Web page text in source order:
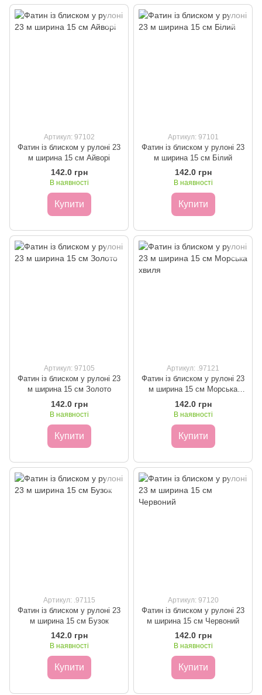
Артикул: 97102
Фатин із блиском у рулоні 23
м ширина 15 см Айворі
142.0 грн
В наявності
Купити
Артикул: 97101
Фатин із блиском у рулоні 23
м ширина 15 см Білий
142.0 грн
В наявності
Купити
Артикул: 97105
Фатин із блиском у рулоні 23
м ширина 15 см Золото
142.0 грн
В наявності
Купити
Артикул: .97121
Фатин із блиском у рулоні 23
м ширина 15 см Морська
хвиля
142.0 грн
В наявності
Купити
Артикул: .97115
Фатин із блиском у рулоні 23
м ширина 15 см Бузок
142.0 грн
В наявності
Купити
Артикул: 97120
Фатин із блиском у рулоні 23
м ширина 15 см Червоний
142.0 грн
В наявності
Купити